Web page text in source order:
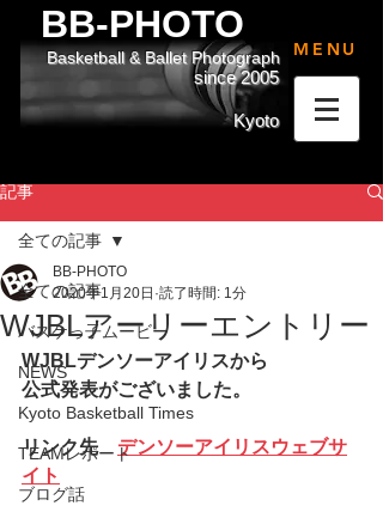
BB-PHOTO
since 2005
Basketball & Ballet Photograph
Kyoto
MENU
記事
全ての記事
バスケっ子ムービー
NEWS
Kyoto Basketball Times
TEAMレポート
ブログ話
全ての記事
WJBLアーリーエントリー
BB-PHOTO
2020年1月20日 読了時間: 1分
WJBLデンソーアイリスから
公式発表がございました。
リンク先 デンソーアイリスウェブサ
イト